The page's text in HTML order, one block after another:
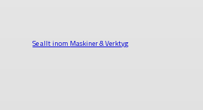
Se allt inom Maskiner & Verktyg